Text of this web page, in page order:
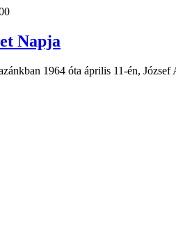
Napja
1964 óta április 11-én, József